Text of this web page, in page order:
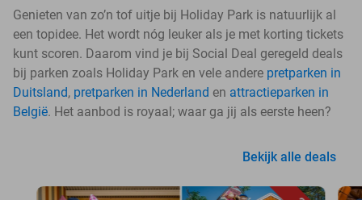
Genieten van zo’n tof uitje bij Holiday Park is natuurlijk al
een topidee. Het wordt nóg leuker als je met korting tickets
kunt scoren. Daarom vind je bij Social Deal geregeld deals
bij parken zoals Holiday Park en vele andere pretparken in
Duitsland, pretparken in Nederland en attractieparken in
België. Het aanbod is royaal; waar ga jij als eerste heen?
Bekijk alle deals